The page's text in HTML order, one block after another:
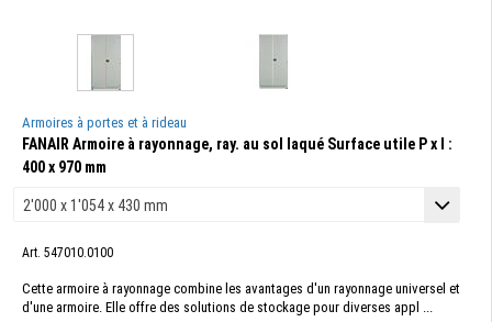
Armoires à portes et à rideau
FANAIR Armoire à rayonnage, ray. au sol laqué Surface utile P x l :
400 x 970 mm
Art. 547010.0100
Cette armoire à rayonnage combine les avantages d'un rayonnage universel et
d'une armoire. Elle offre des solutions de stockage pour diverses appl ...